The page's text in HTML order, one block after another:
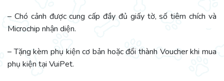
– Chó cảnh được cung cấp đầy đủ giấy tờ, số tiêm chích và
Microchip nhận diện.
– Tặng kèm phụ kiện cơ bản hoặc đổi thành Voucher khi mua
phụ kiện tại VuiPet.